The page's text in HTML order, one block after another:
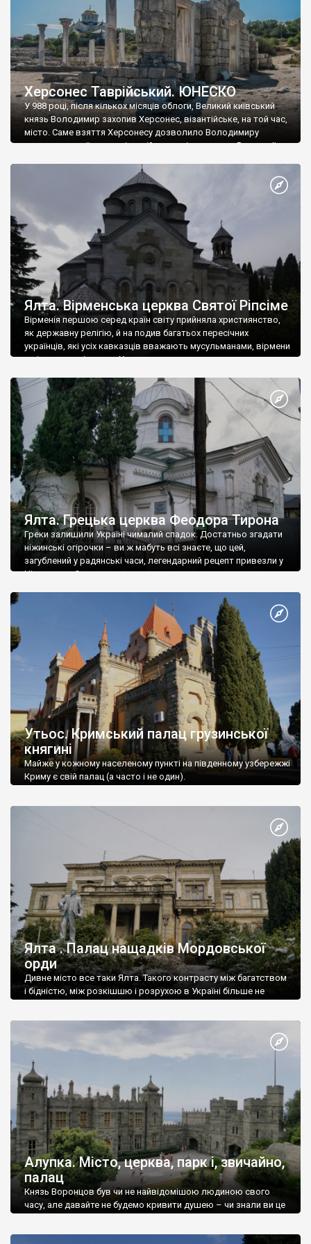
Херсонес Таврійський. ЮНЕСКО
У 988 році, після кількох місяців облоги, Великий київський
князь Володимир захопив Херсонес, візантійське, на той час,
місто. Саме взяття Херсонесу дозволило Володимиру
диктувати свої умови візантійському імператору Василю ІІ, та
Херсонесі Володимир-язичник, став Василем-християнином.
А потім було Хрещення Русі. На честь Херсонесу Таврійського
Ялта. Вірменська церква Святої Ріпсіме
Вірменія першою серед країн світу прийняла християнство,
як державну релігію, й на подив багатьох пересічних
українців, які усіх кавказців вважають мусульманами, вірмени
є відданими вірянами Христа
Ялта. Грецька церква Феодора Тирона
Греки залишили Україні чималий спадок. Достатньо згадати
ніжинські огірочки – ви ж мабуть всі знаєте, що цей,
загублений у радянські часи, легендарний рецепт привезли у
Ніжин греки?
Утьос. Кримський палац грузинської
княгині
Майже у кожному населеному пункті на південному узбережжі
Криму є свій палац (а часто і не один).
Ялта . Палац нащадків Мордовської
орди
Дивне місто все таки Ялта. Такого контрасту між багатством
і бідністю, між розкішшю і розрухою в Україні більше не
Алупка. Місто, церква, парк і, звичайно,
палац
Князь Воронцов був чи не найвідомішою людиною свого
часу, але давайте не будемо кривити душею – чи знали ви це